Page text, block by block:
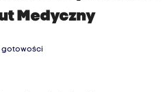
Medyczny
gotowości